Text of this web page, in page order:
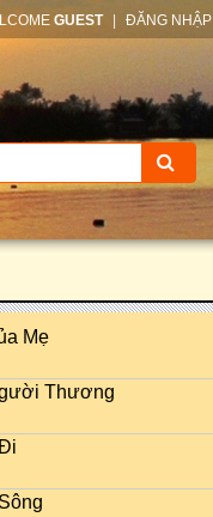
GUEST ĐĂNG NHẬP
Mẹ
Thương